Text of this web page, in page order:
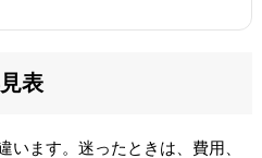
表
います。迷ったときは、費用、